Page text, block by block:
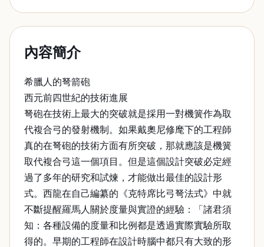
內容簡介
希臘人的弩箭砲
西元前四世紀的技術進展
弩砲在技術上最大的突破就是採用一對機簧作為取
代複合弓的發射機制。如果戴奧尼修麾下的工程師
真的在弩砲的技術方面有所突破，那就應該是機簧
取代複合弓這一個項目。但是這個設計突破必定經
過了多年的研究和試煉，才能做出最佳的設計形
式。西龍在自己編纂的《克特席比弓弩法式》中就
不斷提醒羅馬人關於度量與實證的經驗：「諸君須
知：各種設備的度量和比例都是透過實際實驗所取
得的。早期的工程師在設計時腦中都只有大致的形